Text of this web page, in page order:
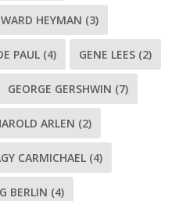
HEYMAN (3)
PAUL (4) GENE LEES (2)
GEORGE GERSHWIN (7)
ARLEN (2)
CARMICHAEL (4)
BERLIN (4)